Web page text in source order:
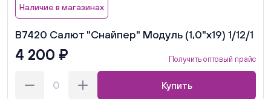
Наличие в магазинах
В7420 Салют "Снайпер" Модуль (1,0"х19) 1/12/1
4 200 ₽ Получить оптовый прайс
Купить